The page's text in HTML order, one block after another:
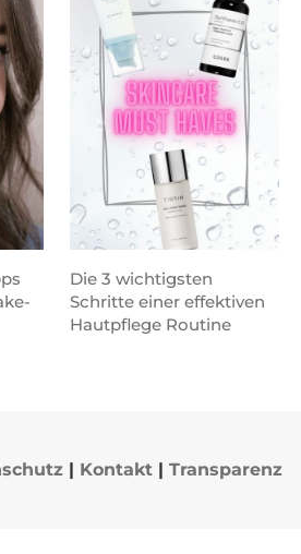
Die 3 wichtigsten
Schritte einer effektiven
Hautpflege Routine
| Kontakt | Transparenz